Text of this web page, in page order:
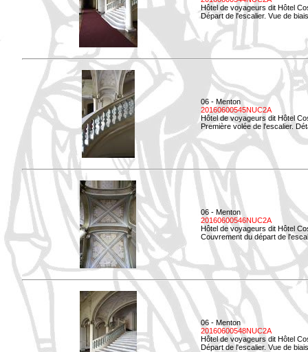
Hôtel de voyageurs dit Hôtel
Départ de l'escalier. Vue de
06 - Menton
20160600545NUC2A
Hôtel de voyageurs dit Hôtel
Première volée de l'escalier.
06 - Menton
20160600546NUC2A
Hôtel de voyageurs dit Hôtel
Couvrement du départ de
06 - Menton
20160600548NUC2A
Hôtel de voyageurs dit Hôtel
Départ de l'escalier. Vue de